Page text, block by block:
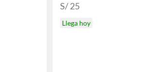
S/ 25
Llega hoy